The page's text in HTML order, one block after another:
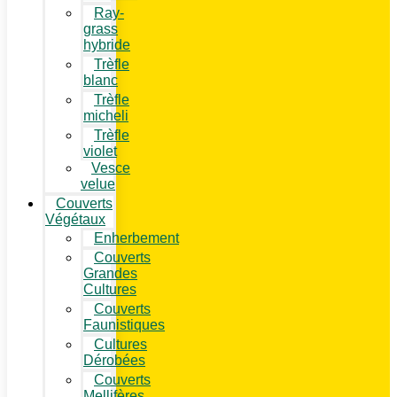
Ray-
grass
hybride
Trèfle
blanc
Trèfle
micheli
Trèfle
violet
Vesce
velue
Couverts
Végétaux
Enherbement
Couverts
Grandes
Cultures
Couverts
Faunistiques
Cultures
Dérobées
Couverts